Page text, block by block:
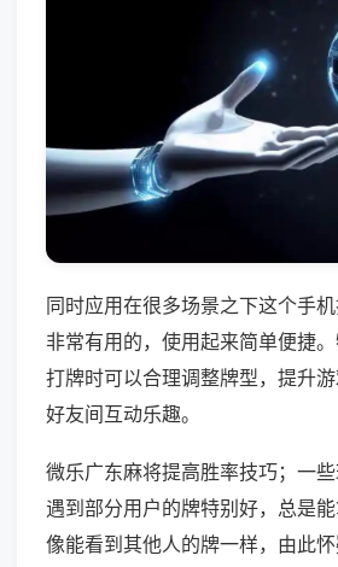
同时应用在很多场景之下这个手
非常有用的，使用起来简单便捷
打牌时可以合理调整牌型，提升
好友间互动乐趣。
微乐广东麻将提高胜率技巧；一
遇到部分用户的牌特别好，总是
像能看到其他人的牌一样，由此